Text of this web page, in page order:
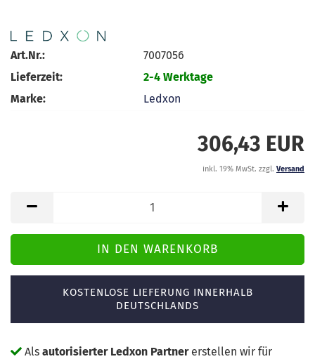
Art.Nr.:
7007056
Lieferzeit:
2-4 Werktage
Marke:
Ledxon
306,43 EUR
inkl. 19% MwSt. zzgl. Versand
KOSTENLOSE LIEFERUNG INNERHALB
DEUTSCHLANDS
Als autorisierter Ledxon Partnererstellen wir für